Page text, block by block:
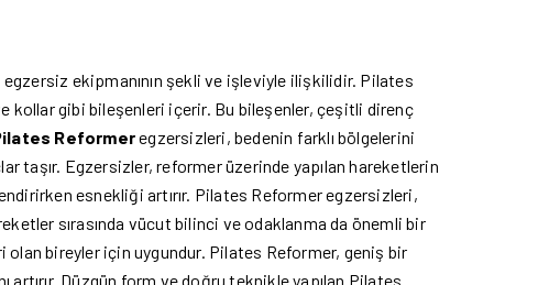
ekipmanının şekli ve işleviyle ilişkilidir. Pilates
kollar gibi bileşenleri içerir. Bu bileşenler, çeşitli direnç
Reformeregzersizleri, bedenin farklı bölgelerini
taşır. Egzersizler, reformer üzerinde yapılan hareketlerin
esnekliği artırır. Pilates Reformer egzersizleri,
sırasında vücut bilinci ve odaklanma da önemli bir
olan bireyler için uygundur. Pilates Reformer, geniş bir
artırır. Düzgün form ve doğru teknikle yapılan Pilates